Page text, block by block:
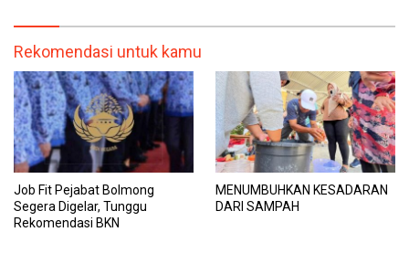
Rekomendasi untuk kamu
Job Fit Pejabat Bolmong
Segera Digelar, Tunggu
Rekomendasi BKN
MENUMBUHKAN KESADARAN
DARI SAMPAH